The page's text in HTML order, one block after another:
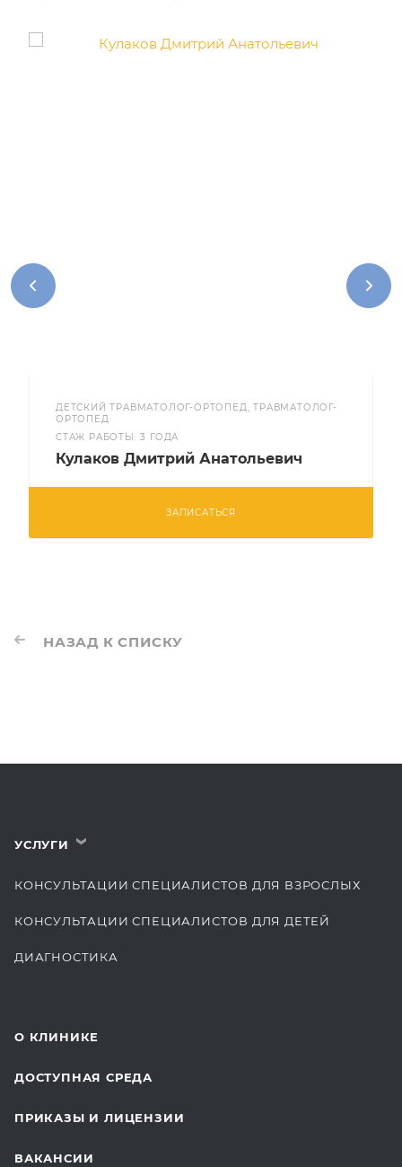
ДЕТСКИЙ ТРАВМАТОЛОГ-ОРТОПЕД, ТРАВМАТОЛОГ-
ОРТОПЕД
CТАЖ РАБОТЫ: 3 ГОДА
Кулаков Дмитрий Анатольевич
ЗАПИСАТЬСЯ
НАЗАД К СПИСКУ
УСЛУГИ ›
КОНСУЛЬТАЦИИ СПЕЦИАЛИСТОВ ДЛЯ ВЗРОСЛЫХ
КОНСУЛЬТАЦИИ СПЕЦИАЛИСТОВ ДЛЯ ДЕТЕЙ
ДИАГНОСТИКА
О КЛИНИКЕ
ДОСТУПНАЯ СРЕДА
ПРИКАЗЫ И ЛИЦЕНЗИИ
ВАКАНСИИ